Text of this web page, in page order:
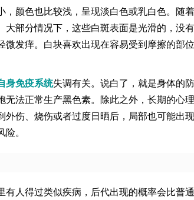
颜色也比较浅，呈现淡白色或乳白色。随
部分情况下，这些白斑表面是光滑的，没
发痒。白块喜欢出现在容易受到摩擦的部
身免疫系统失调有关。说白了，就是身体的
无法正常生产黑色素。除此之外，长期的心
外伤、烧伤或者过度日晒后，局部也可能出现
。
有人得过类似疾病，后代出现的概率会比普